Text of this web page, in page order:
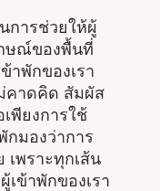
นการช่วยให้ผู้
กษณ์ของพื้นที่
าพักของเรา
คาดคิด สัมผัส
พียงการใช้
กมองว่าการ
เพราะทุกเส้น
ข้าพักของเรา